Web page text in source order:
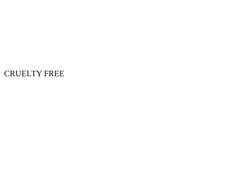
CRUELTY FREE